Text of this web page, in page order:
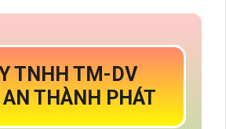
TNHH TM-DV
THÀNH PHÁT